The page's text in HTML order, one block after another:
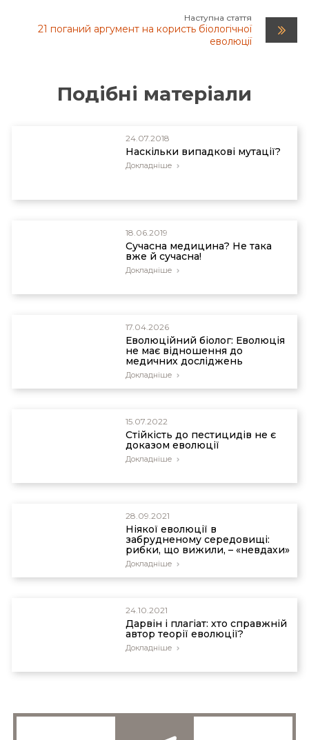
Наступна стаття
21 поганий аргумент на користь біологічної
еволюції
Подібні матеріали
24.07.2018
Наскільки випадкові мутації?
Докладніше
18.06.2019
Сучасна медицина? Не така
вже й сучасна!
Докладніше
17.04.2026
Еволюційний біолог: Еволюція
не має відношення до
медичних досліджень
Докладніше
15.07.2022
Стійкість до пестицидів не є
доказом еволюції
Докладніше
28.09.2021
Ніякої еволюції в
забрудненому середовищі:
рибки, що вижили, – «невдахи»
Докладніше
24.10.2021
Дарвін і плагіат: хто справжній
автор теорії еволюції?
Докладніше